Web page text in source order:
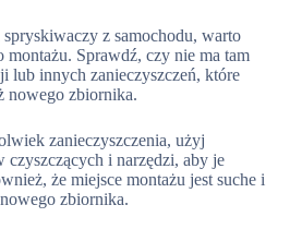
z samochodu, warto
montażu. Sprawdź, czy nie ma tam
lub innych zanieczyszczeń, które
nowego zbiornika.
zanieczyszczenia, użyj
i narzędzi, aby je
że miejsce montażu jest suche i
zbiornika.